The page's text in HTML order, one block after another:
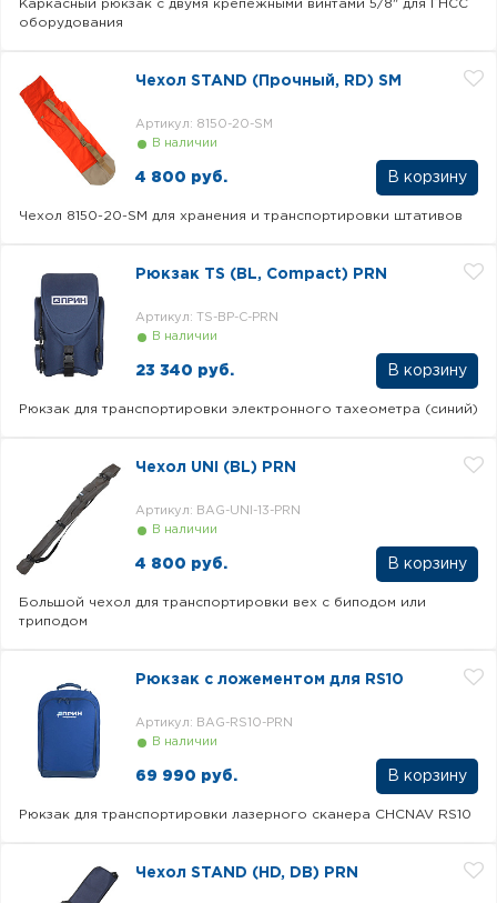
Каркасный рюкзак с двумя крепежными винтами 5/8" для ГНСС
оборудования
Чехол STAND (Прочный, RD) SM
В наличии
Артикул: 8150-20-SM
4 800 руб.
Чехол 8150-20-SM для хранения и транспортировки штативов
Рюкзак TS (BL, Compact) PRN
В наличии
Артикул: TS-BP-C-PRN
23 340 руб.
Рюкзак для транспортировки электронного тахеометра (синий)
Чехол UNI (BL) PRN
В наличии
Артикул: BAG-UNI-13-PRN
4 800 руб.
Большой чехол для транспортировки вех с биподом или
триподом
Рюкзак с ложементом для RS10
В наличии
Артикул: BAG-RS10-PRN
69 990 руб.
Рюкзак для транспортировки лазерного сканера CHCNAV RS10
Чехол STAND (HD, DB) PRN